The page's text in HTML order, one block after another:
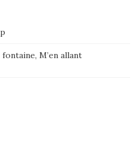
fontaine, M’en allant